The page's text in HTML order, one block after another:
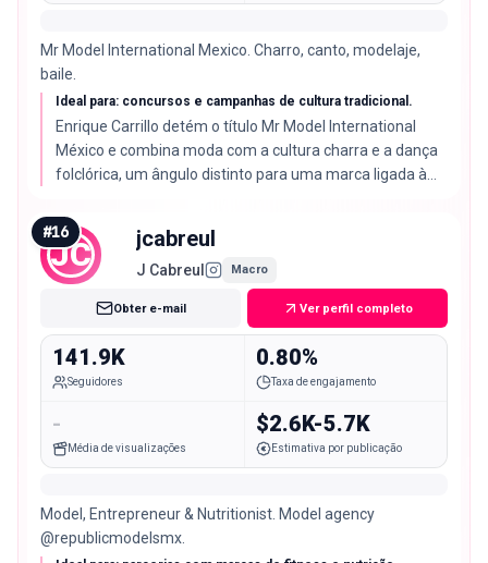
Mr Model International Mexico. Charro, canto, modelaje,
baile.
Ideal para: concursos e campanhas de cultura tradicional.
Enrique Carrillo detém o título Mr Model International
México e combina moda com a cultura charra e a dança
folclórica, um ângulo distinto para uma marca ligada à
JC
#16 jcabreul
J Cabreul Macro
Obter e-mail Ver perfil completo
141.9K
Seguidores
0.80%
Taxa de engajamento
-
Média de visualizações
$2.6K-5.7K
Estimativa por publicação
Model, Entrepreneur & Nutritionist. Model agency
@republicmodelsmx.